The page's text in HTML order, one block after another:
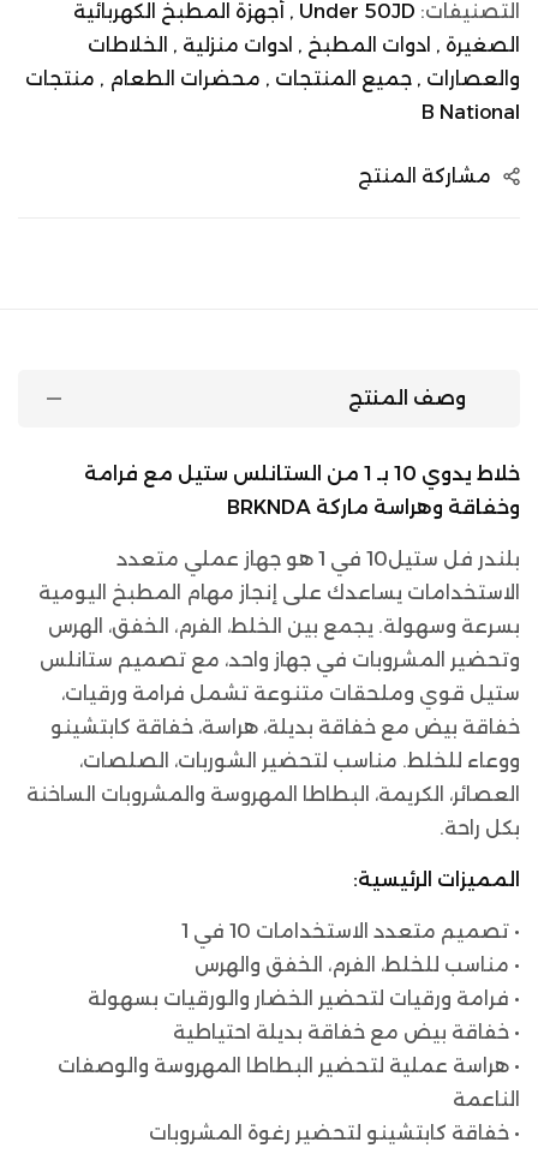
التصنيفات: Under 50JD ,
أجهزة المطبخ الكهربائية
الصغيرة , ادوات المطبخ , ادوات منزلية , الخلاطات
والعصارات , جميع المنتجات , محضرات الطعام , منتجات
B National
مشاركة المنتج
وصف المنتج
خلاط يدوي 10 بـ 1 من الستانلس ستيل مع فرامة
وخفاقة وهراسة ماركة BRKNDA
بلندر فل ستيل10 في 1 هو جهاز عملي متعدد
الاستخدامات يساعدك على إنجاز مهام المطبخ اليومية
بسرعة وسهولة. يجمع بين الخلط، الفرم، الخفق، الهرس
وتحضير المشروبات في جهاز واحد، مع تصميم ستانلس
ستيل قوي وملحقات متنوعة تشمل فرامة ورقيات،
خفاقة بيض مع خفاقة بديلة، هراسة، خفاقة كابتشينو
ووعاء للخلط. مناسب لتحضير الشوربات، الصلصات،
العصائر، الكريمة، البطاطا المهروسة والمشروبات الساخنة
بكل راحة.
المميزات الرئيسية:
• تصميم متعدد الاستخدامات 10 في 1
• مناسب للخلط، الفرم، الخفق والهرس
• فرامة ورقيات لتحضير الخضار والورقيات بسهولة
• خفاقة بيض مع خفاقة بديلة احتياطية
• هراسة عملية لتحضير البطاطا المهروسة والوصفات
الناعمة
• خفاقة كابتشينو لتحضير رغوة المشروبات